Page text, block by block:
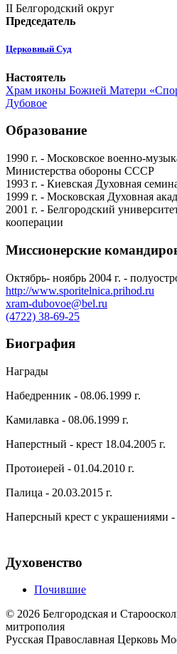
II Белгородский округ
Председатель
Церковный Суд
Настоятель
Храм иконы Божией Матери
Дубовое
Образование
1990 г. - Московское военно-
Министерства обороны СССР
1993 г. - Киевская Духовная
1999 г. - Московская Духовная
2001 г. - Белгородский
кооперации
Миссионерские
Октябрь- ноябрь 2004 г. -
http://www.sporitelnica.prihod.ru
xram-dubovoe@bel.ru
(4722) 38-69-25
Биография
Награды
Набедренник - 08.06.1999 г.
Камилавка - 08.06.1999 г.
Наперстный - крест 18.04.2005 г.
Протоиерей - 01.04.2010 г.
Палица - 20.03.2015 г.
Наперсный крест с украшениями -
Духовенство
Почившие
© 2026 Белгородская и
митрополия
Русская Православная Церковь